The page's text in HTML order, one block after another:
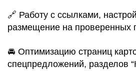
🔗 Работу с ссылками,
размещение на проверенных
🚘 Оптимизацию страниц
спецпредложений, разделов